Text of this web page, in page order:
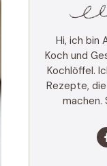
Hi, ich bin
Koch und
Kochlöffel.
Rezepte,
machen.